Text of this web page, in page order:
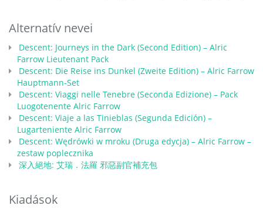
Alternatív nevei
Descent: Journeys in the Dark (Second Edition) – Alric
Farrow Lieutenant Pack
Descent: Die Reise ins Dunkel (Zweite Edition) – Alric Farrow
Hauptmann-Set
Descent: Viaggi nelle Tenebre (Seconda Edizione) – Pack
Luogotenente Alric Farrow
Descent: Viaje a las Tinieblas (Segunda Edición) –
Lugarteniente Alric Farrow
Descent: Wędrówki w mroku (Druga edycja) – Alric Farrow –
zestaw poplecznika
深入絕地: 艾瑞．法羅 邪惡副官補充包
Kiadások